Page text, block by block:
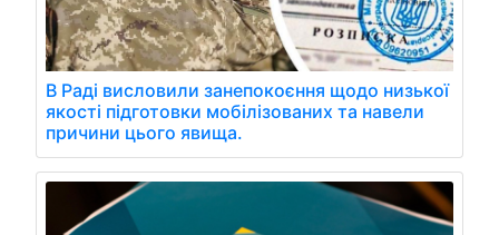
В Раді висловили занепокоєння щодо низької
якості підготовки мобілізованих та навели
причини цього явища.